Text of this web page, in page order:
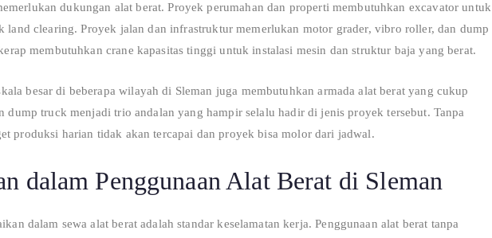
dukungan alat berat. Proyek perumahan dan properti membutuhkan excavator untuk
land clearing. Proyek jalan dan infrastruktur memerlukan motor grader, vibro roller, dan dump
membutuhkan crane kapasitas tinggi untuk instalasi mesin dan struktur baja yang berat.
besar di beberapa wilayah di Sleman juga membutuhkan armada alat berat yang cukup
dump truck menjadi trio andalan yang hampir selalu hadir di jenis proyek tersebut. Tanpa
produksi harian tidak akan tercapai dan proyek bisa molor dari jadwal.
dalam Penggunaan Alat Berat di Sleman
dalam sewa alat berat adalah standar keselamatan kerja. Penggunaan alat berat tanpa